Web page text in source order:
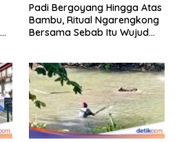
Padi Bergoyang Hingga Atas
Bambu, Ritual Ngarengkong
Bersama Sebab Itu Wujud